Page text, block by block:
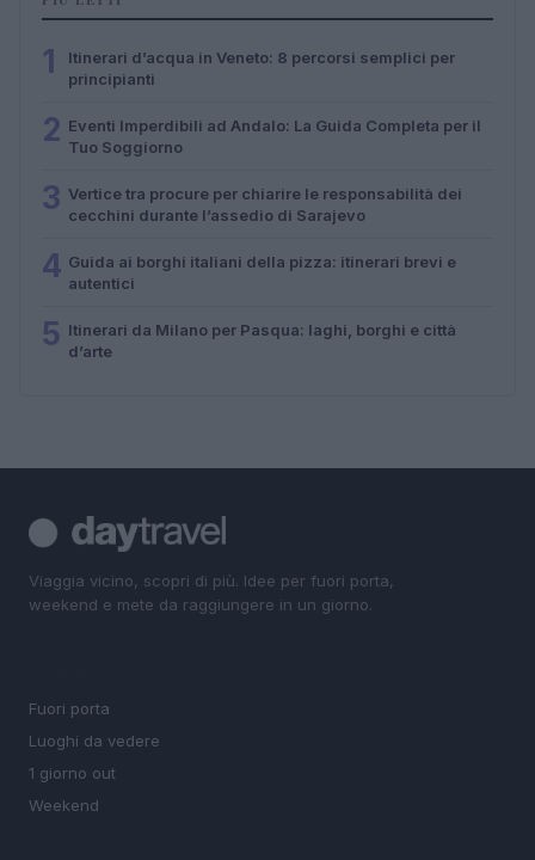
1
Itinerari d’acqua in Veneto: 8 percorsi semplici per
principianti
2 Eventi Imperdibili ad Andalo: La Guida Completa per il
Tuo Soggiorno
3 Vertice tra procure per chiarire le responsabilità dei
cecchini durante l’assedio di Sarajevo
4 Guida ai borghi italiani della pizza: itinerari brevi e
autentici
5 Itinerari da Milano per Pasqua: laghi, borghi e città
d’arte
Viaggia vicino, scopri di più. Idee per fuori porta,
weekend e mete da raggiungere in un giorno.
Fuori porta
Luoghi da vedere
1 giorno out
Weekend